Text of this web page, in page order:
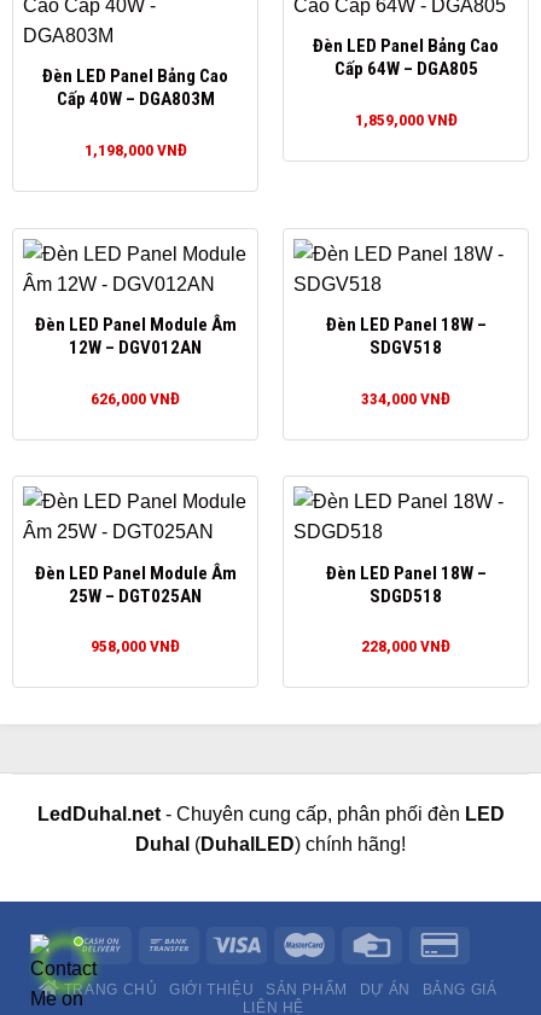
Đèn LED Panel Bảng Cao
Cấp 40W – DGA803M
1,198,000VNĐ
Đèn LED Panel Bảng Cao
Cấp 64W – DGA805
1,859,000VNĐ
Đèn LED Panel Module Âm
12W – DGV012AN
626,000VNĐ
Đèn LED Panel 18W –
SDGV518
334,000VNĐ
Đèn LED Panel Module Âm
25W – DGT025AN
958,000VNĐ
Đèn LED Panel 18W –
SDGD518
228,000VNĐ
LedDuhal.net- Chuyên cung cấp, phân phối đèn LED
Duhal (DuhalLED) chính hãng!
TRANG CHỦ GIỚI THIỆU SẢN PHẨM DỰ ÁN
BẢNG GIÁ
LIÊN HỆ